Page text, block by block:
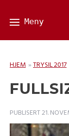
HJEM »TRYSIL 2017
PUBLISERT21.